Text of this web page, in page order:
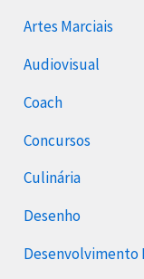
Artes Marciais
Audiovisual
Coach
Concursos
Culinária
Desenho
Desenvolvimento